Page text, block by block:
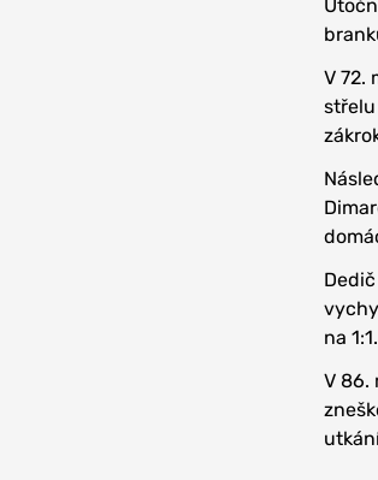
V 72.
na
V 86.